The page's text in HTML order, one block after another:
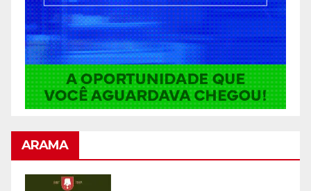
ARAMA